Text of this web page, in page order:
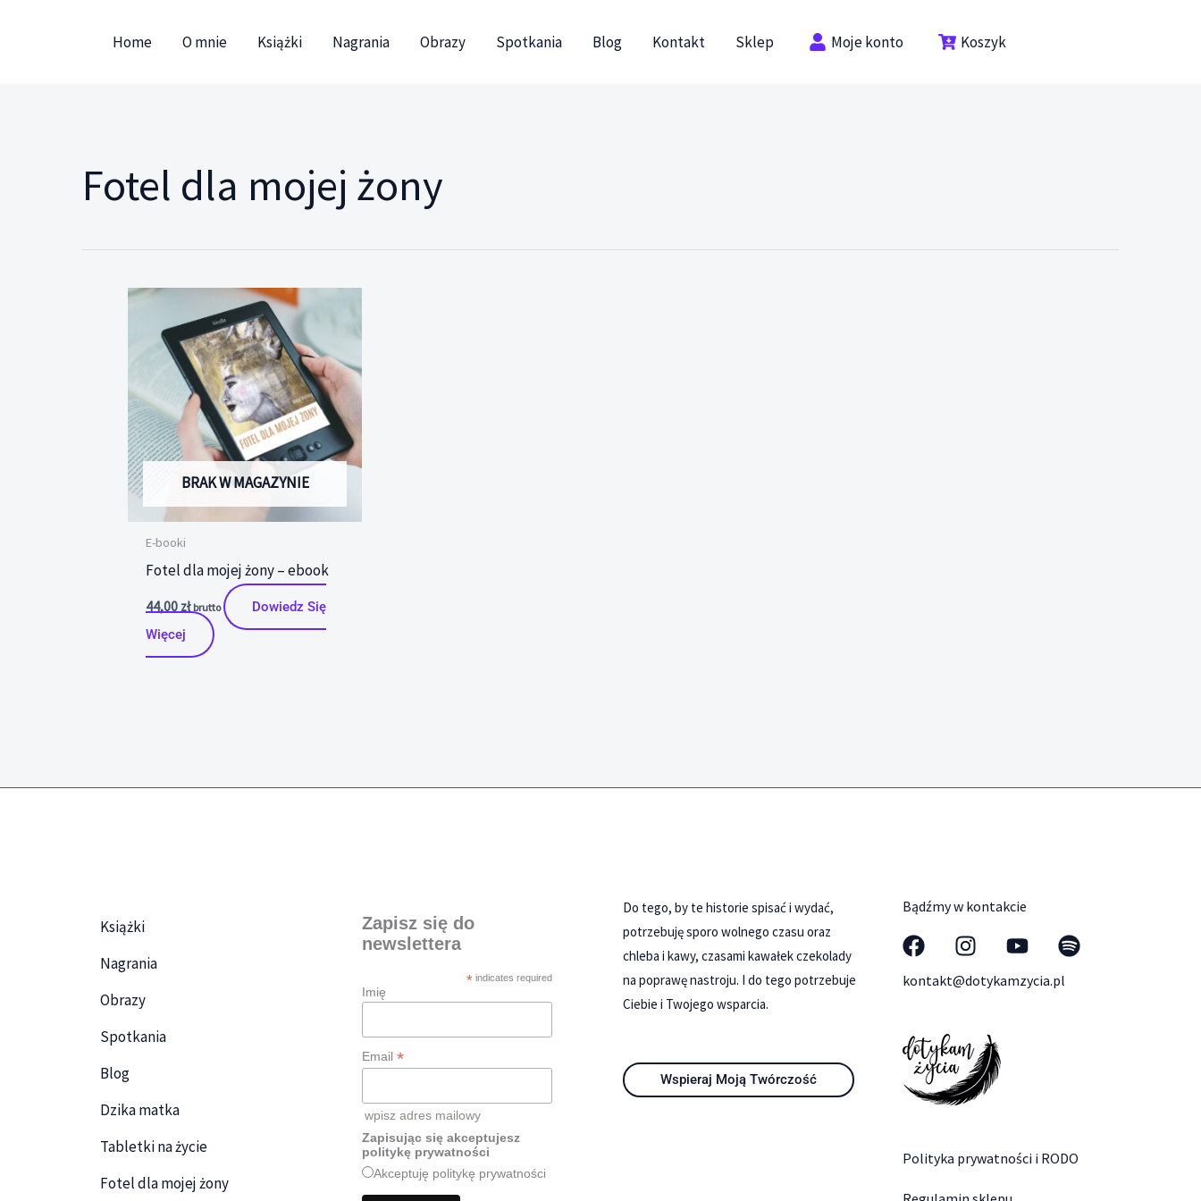
Home O mnie Książki Nagrania Obrazy Spotkania Blog Kontakt Sklep Moje konto Koszyk
Fotel dla mojej żony
BRAK W MAGAZYNIE
E-booki
Fotel dla mojej żony – ebook
44,00 zł brutto
Dowiedz Się
Więcej
Książki
Nagrania
Obrazy
Spotkania
Blog
Dzika matka
Tabletki na życie
Fotel dla mojej żony
Zapisz się do
newslettera
* indicates required
Imię
Email *
wpisz adres mailowy
Zapisując się akceptujesz
politykę prywatności
Akceptuję politykę prywatności
Do tego, by te historie spisać i wydać,
potrzebuję sporo wolnego czasu oraz
chleba i kawy, czasami kawałek czekolady
na poprawę nastroju. I do tego potrzebuje
Ciebie i Twojego wsparcia.
Wspieraj Moją Twórczość
Bądźmy w kontakcie
kontakt@dotykamzycia.pl
Polityka prywatności i RODO